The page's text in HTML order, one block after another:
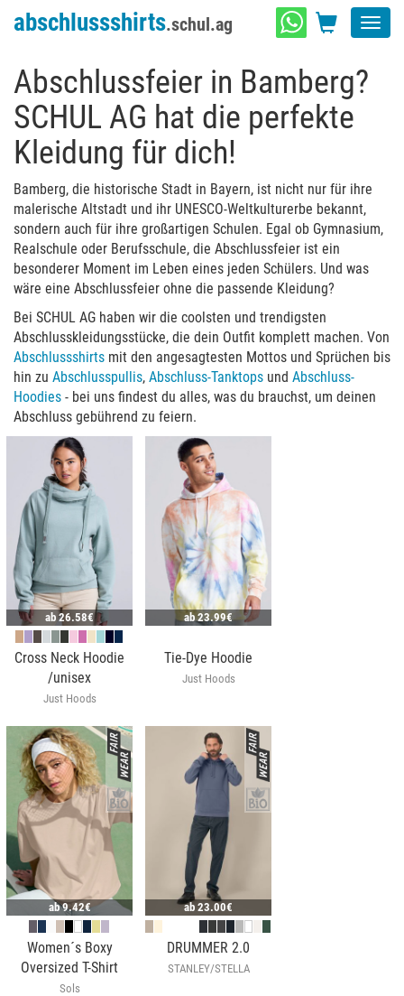
abschlussshirts.schul.ag
Abschlussfeier in Bamberg?
SCHUL AG hat die perfekte
Kleidung für dich!
Bamberg, die historische Stadt in Bayern, ist nicht nur für ihre
malerische Altstadt und ihr UNESCO-Weltkulturerbe bekannt,
sondern auch für ihre großartigen Schulen. Egal ob Gymnasium,
Realschule oder Berufsschule, die Abschlussfeier ist ein
besonderer Moment im Leben eines jeden Schülers. Und was
wäre eine Abschlussfeier ohne die passende Kleidung?
Bei SCHUL AG haben wir die coolsten und trendigsten
Abschlusskleidungsstücke, die dein Outfit komplett machen. Von
Abschlussshirts mit den angesagtesten Mottos und Sprüchen bis
hin zu Abschlusspullis, Abschluss-Tanktops und Abschluss-
Hoodies - bei uns findest du alles, was du brauchst, um deinen
Abschluss gebührend zu feiern.
ab 26.58€
Cross Neck Hoodie
/unisex
Just Hoods
ab23.99€
Tie-Dye Hoodie
Just Hoods
ab9.42€
Women´s Boxy
Oversized T-Shirt
Sols
ab 23.00€
DRUMMER 2.0
STANLEY/STELLA